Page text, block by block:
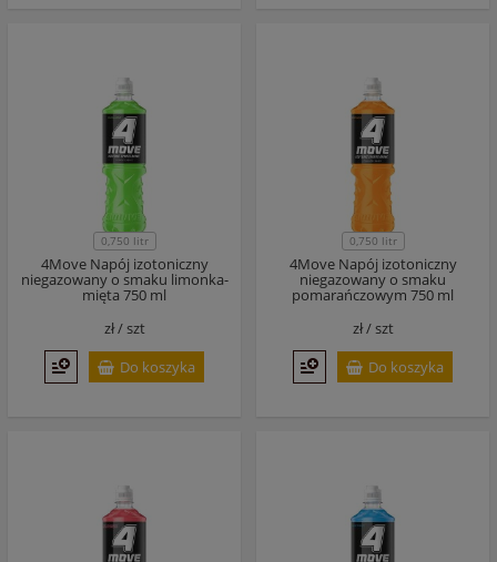
0,750 litr
4Move Napój izotoniczny
niegazowany o smaku limonka-
mięta 750 ml
zł /szt
Do koszyka
0,750 litr
4Move Napój izotoniczny
niegazowany o smaku
pomarańczowym 750 ml
zł /szt
Do koszyka